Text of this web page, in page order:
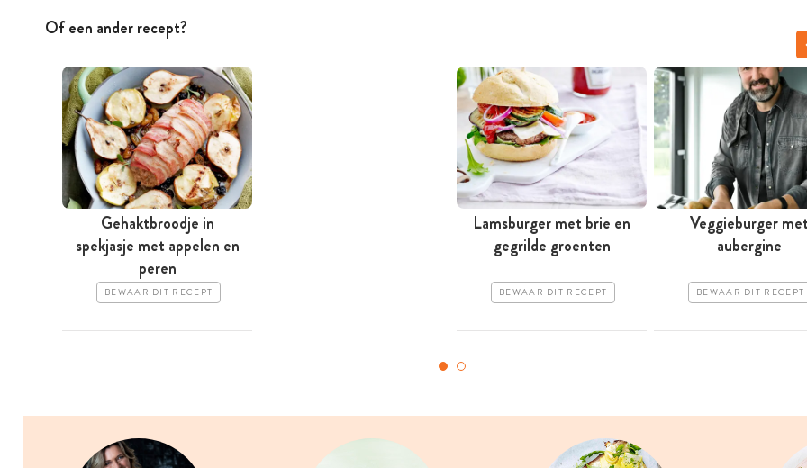
Of een ander recept?
Gehaktbroodje in
spekjasje met appelen en
peren
BEWAAR DIT RECEPT
Lamsburger met brie en
gegrilde groenten
BEWAAR DIT RECEPT
Veggieburger
aubergine
BEWAAR DIT RECEPT